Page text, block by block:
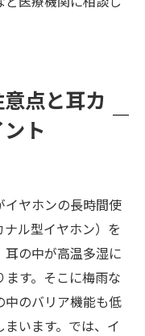
点と耳カ
ト
イヤホンの長時間使
ル型イヤホン）を
の中が高温多湿に
す。そこに梅雨な
中のバリア機能も低
います。では、イ